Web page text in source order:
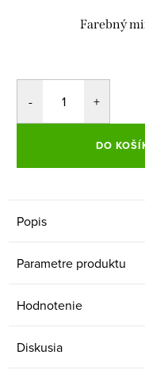
Farebný
DO
Popis
Parametre produktu
Hodnotenie
Diskusia